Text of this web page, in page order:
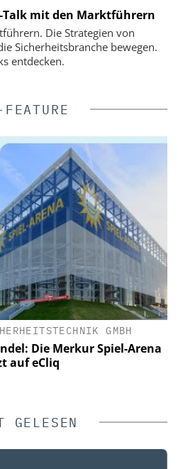
Talk mit den Marktführern
Die Strategien von
Sicherheitsbranche bewegen.
entdecken.
GMBH
Die Merkur Spiel-Arena
auf eCliq
GELESEN